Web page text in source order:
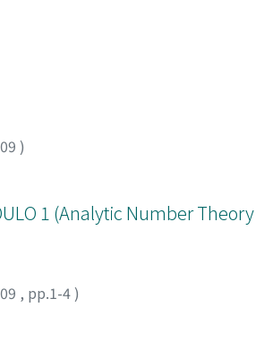
)
1 (Analytic Number
, pp.1-4)